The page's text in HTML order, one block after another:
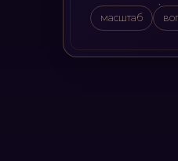
масштаб